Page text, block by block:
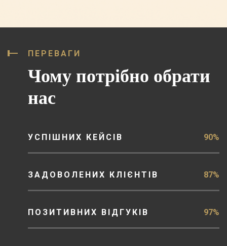
ПЕРЕВАГИ
Чому потрібно обрати
нас
УСПІШНИХ КЕЙСІВ 90%
ЗАДОВОЛЕНИХ КЛІЄНТІВ 87%
ПОЗИТИВНИХ ВІДГУКІВ 97%